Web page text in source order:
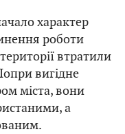
характер
роботи
втратили
вигідне
міста, вони
а